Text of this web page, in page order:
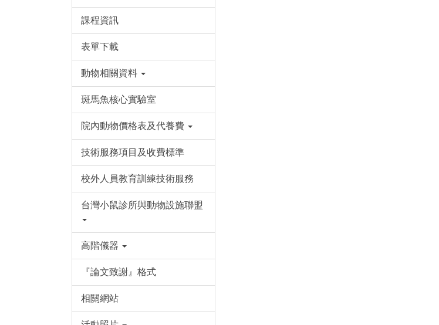
課程資訊
表單下載
動物相關資料
斑馬魚核心實驗室
院內動物價格表及代養費
技術服務項目及收費標準
校外人員教育訓練技術服務
台灣小鼠診所與動物設施聯盟
高階儀器
『論文致謝』格式
相關網站